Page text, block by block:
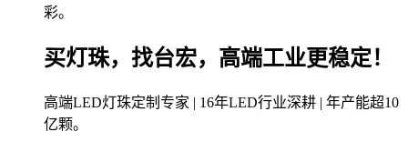
彩。
买灯珠，找台宏，高端工业更稳定！
高端LED灯珠定制专家 | 16年LED行业深耕 | 年产能超10
亿颗。